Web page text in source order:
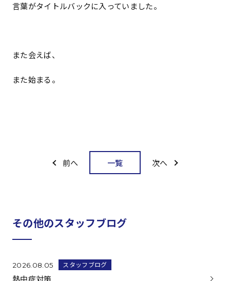
言葉がタイトルバックに入っていました。
また会えば、
また始まる。
前へ 一覧 次へ
その他のスタッフブログ
2026.08.05 スタッフブログ
熱中症対策